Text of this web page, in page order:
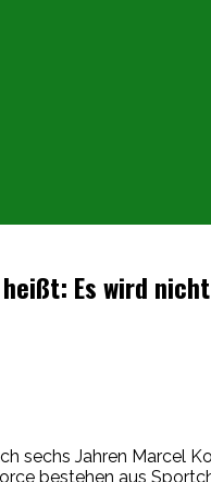
Es wird
sechs Jahren Marcel
bestehen aus